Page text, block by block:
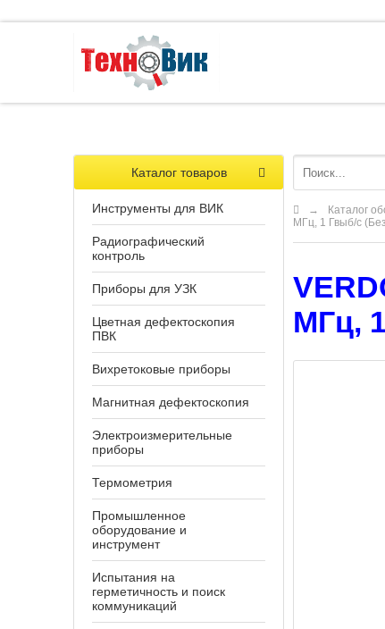
Каталог товаров
Инструменты для ВИК
Радиографический
контроль
Приборы для УЗК
Цветная дефектоскопия
ПВК
Вихретоковые приборы
Магнитная дефектоскопия
Электроизмерительные
приборы
Термометрия
Промышленное
оборудование и
инструмент
Испытания на
герметичность и поиск
коммуникаций
→ Каталог
МГц, 1 Гвыб/с
МГц,